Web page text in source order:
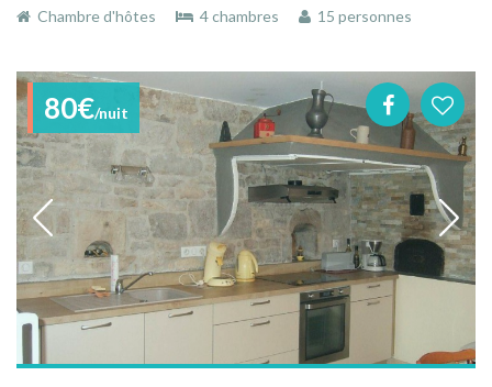
Chambre d'hôtes
4 chambres 15 personnes
80€/nuit